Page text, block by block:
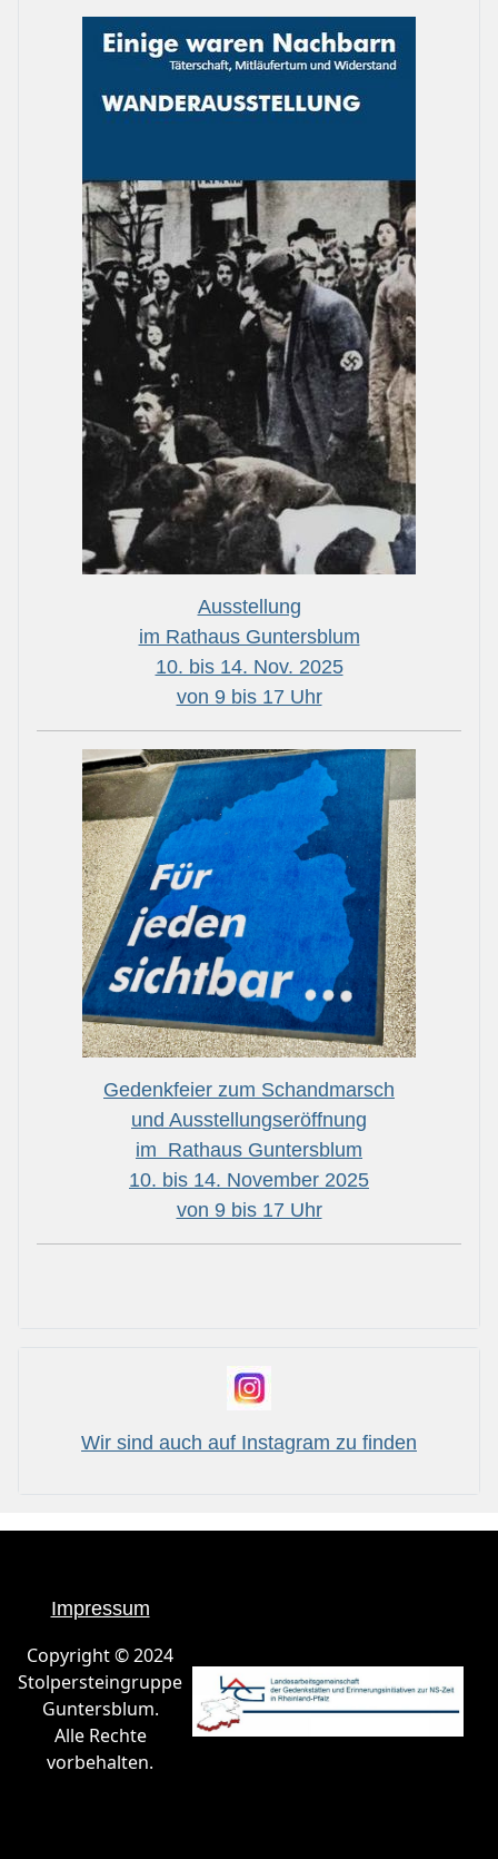
Ausstellung
im Rathaus Guntersblum
10. bis 14. Nov. 2025
von 9 bis 17 Uhr
Gedenkfeier zum Schandmarsch
und Ausstellungseröffnung
im Rathaus Guntersblum
10. bis 14. November 2025
von 9 bis 17 Uhr
Wir sind auch auf Instagram zu finden
Impressum
Copyright © 2024
Stolpersteingruppe
Guntersblum.
Alle Rechte
vorbehalten.